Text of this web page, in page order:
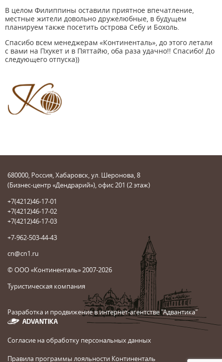
В целом Филиппины оставили приятное впечатление,
местные жители довольно дружелюбные, в будущем
планируем также посетить острова Себу и Бохоль.
Спасибо всем менеджерам «Континенталь», до этого летали
с вами на Пхукет и в Пяттайю, оба раза удачно!! Спасибо! До
следующего отпуска))
680000, Россия, Хабаровск, ул. Шеронова, 8
(Бизнес-центр «Дендрарий»), офис 201 (2 этаж)
+7(4212)46-17-01
+7(4212)46-17-02
+7(4212)46-17-03
+7-962-503-44-43
cn@cn1.ru
© ООО «Континенталь» 2007-2026
Туристическая компания
Разработка и продвижение в интернет-агентстве "Адвантика"
Согласие на обработку персональных данных
Правила программы лояльности Континенталь